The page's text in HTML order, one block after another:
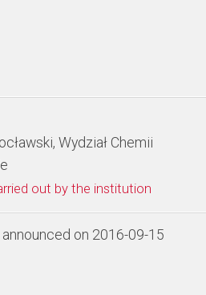
Wydział Chemii
out by the institution
announced on 2016-09-15